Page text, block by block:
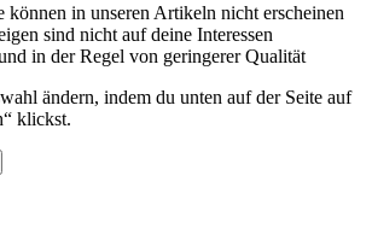
können in unseren Artikeln nicht erscheinen
sind nicht auf deine Interessen
in der Regel von geringerer Qualität
ändern, indem du unten auf der Seite auf
klickst.